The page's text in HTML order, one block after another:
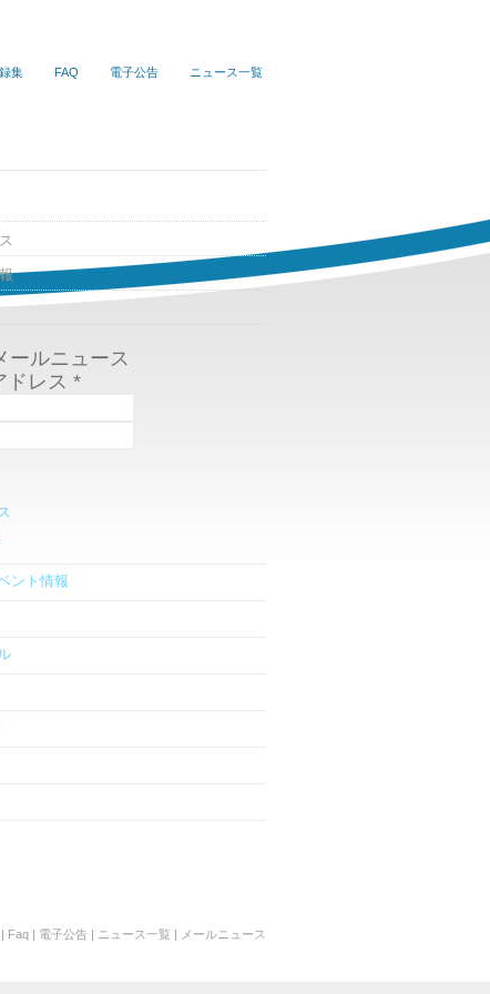
集 FAQ 電子公告 ニュース一覧
ールニュース
ドレス *
ント情報
| Faq | 電子公告 | ニュース一覧 | メールニュース